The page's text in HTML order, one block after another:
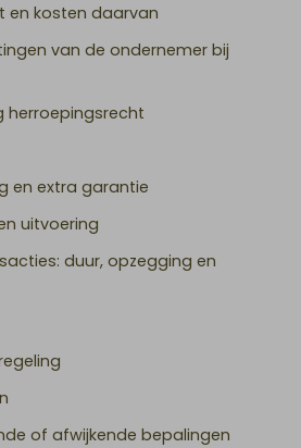
en kosten daarvan
van de ondernemer bij
herroepingsrecht
en extra garantie
uitvoering
duur, opzegging en
of afwijkende bepalingen